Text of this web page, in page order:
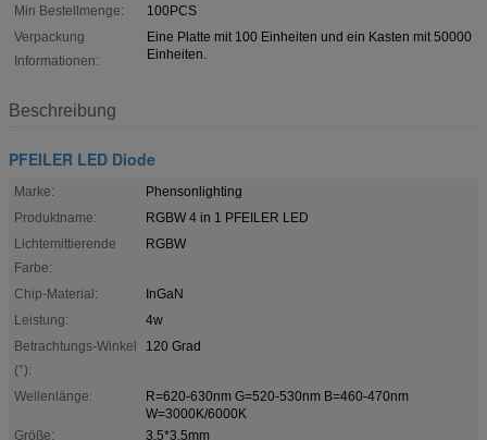
Min Bestellmenge:
100PCS
Verpackung
Informationen:
Eine Platte mit 100 Einheiten und ein Kasten mit 50000
Einheiten.
Beschreibung
PFEILER LED Diode
Marke:
Phensonlighting
Produktname:
RGBW 4 in 1 PFEILER LED
Lichtemittierende
Farbe:
RGBW
Chip-Material:
InGaN
Leistung:
4w
Betrachtungs-Winkel
(°):
120 Grad
Wellenlänge:
R=620-630nm G=520-530nm B=460-470nm
W=3000K/6000K
Größe:
3.5*3.5mm